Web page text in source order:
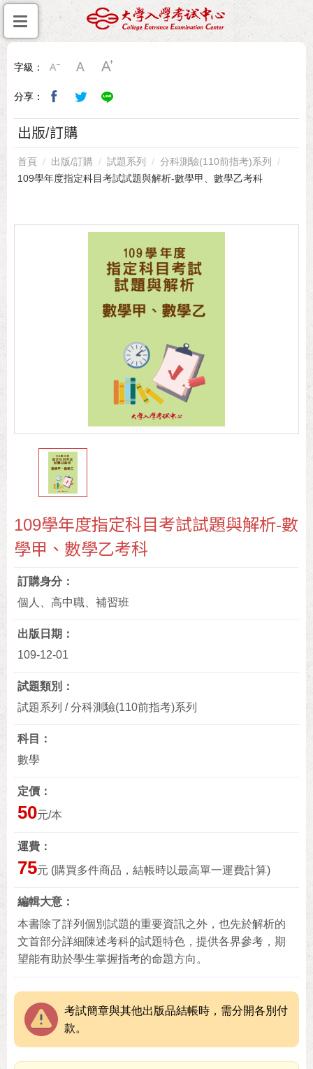
字級：
分享：
出版/訂購
首頁 出版/訂購 試題系列
分科測驗(110前指考)系列
109學年度指定科目考試試題與解析-數學甲、數學乙考科
109學年度指定科目考試試題與解析-數
學甲、數學乙考科
訂購身分
個人、高中職、補習班
出版日期
109-12-01
試題類別
試題系列 / 分科測驗(110前指考)系列
科目
數學
定價
50元/本
運費
75元 (購買多件商品，結帳時以最高單一運費計算)
編輯大意
本書除了詳列個別試題的重要資訊之外，也先於解析的
文首部分詳細陳述考科的試題特色，提供各界參考，期
望能有助於學生掌握指考的命題方向。
考試簡章與其他出版品結帳時，需分開各別付
款。